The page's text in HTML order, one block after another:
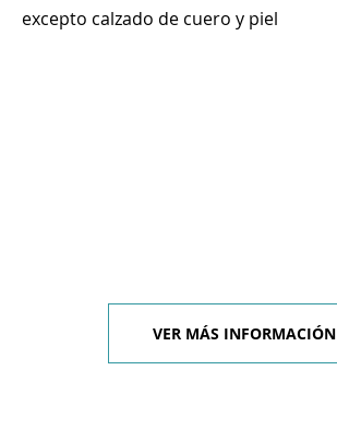
excepto calzado de cuero y piel
VER MÁS INFORMACIÓN